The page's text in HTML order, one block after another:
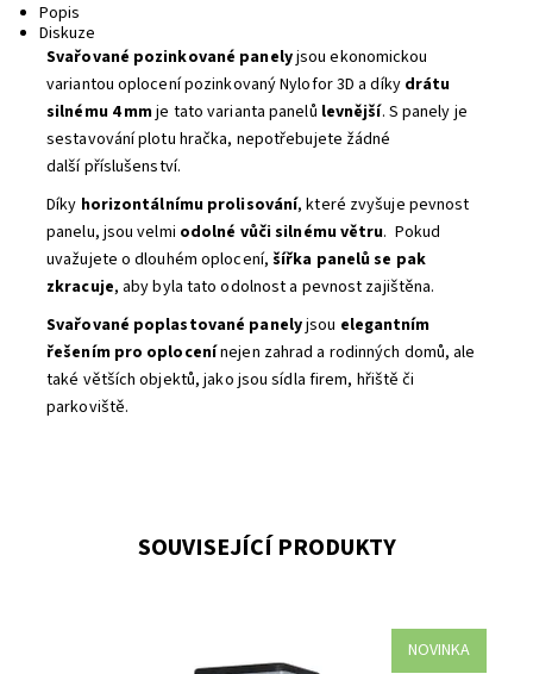
Popis
Diskuze
Svařované pozinkované panelyjsou ekonomickou
variantou oplocení pozinkovaný Nylofor 3D a díky drátu
silnému 4 mmje tato varianta panelů levnější. S panely je
sestavování plotu hračka, nepotřebujete žádné
další příslušenství.
Díky horizontálnímu prolisování, které zvyšuje pevnost
panelu, jsou velmi odolné vůči silnému větru. Pokud
uvažujete o dlouhém oplocení, šířka panelů se pak
zkracuje, aby byla tato odolnost a pevnost zajištěna.
Svařované poplastované panelyjsou elegantním
řešením pro oplocenínejen zahrad a rodinných domů, ale
také větších objektů, jako jsou sídla firem, hřiště či
parkoviště.
SOUVISEJÍCÍ PRODUKTY
NOVINKA